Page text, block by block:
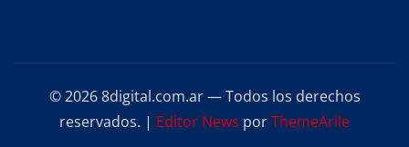
© 2026 8digital.com.ar — Todos los derechos
reservados. | Editor News porThemeArile